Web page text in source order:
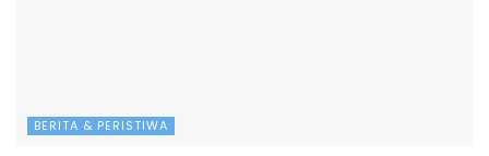
BERITA & PERISTIWA